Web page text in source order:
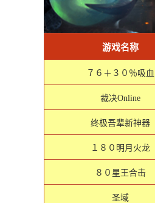
游戏名称
７６＋３０％吸血
裁决Online
终极吾辈新神器
１８０明月火龙
８０星王合击
圣域